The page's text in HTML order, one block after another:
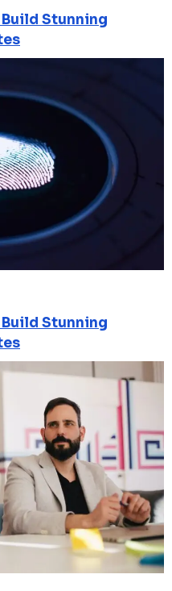
Stunning
Stunning